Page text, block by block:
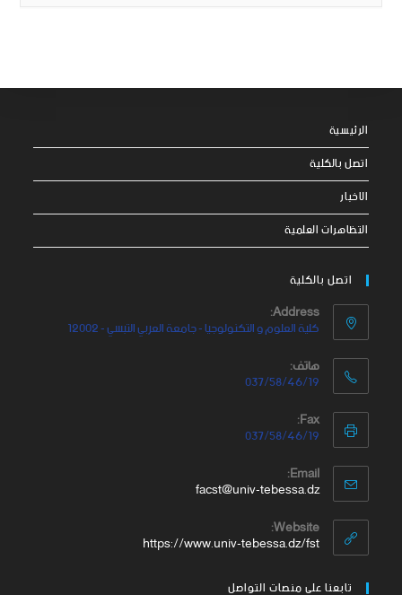
الرئيسية
اتصل بالكلية
الاخبار
التظاهرات العلمية
اتصل بالكلية
Address:
كلية العلوم و التكنولوجيا - جامعة العربي التبسي - 12002
هاتف:
037/58/46/19
Fax:
037/58/46/19
Email:
facst@univ-tebessa.dz
Website:
https://www.univ-tebessa.dz/fst
تابعنا على منصات التواصل